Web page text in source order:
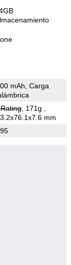
mAh, Carga
, 171g
mm